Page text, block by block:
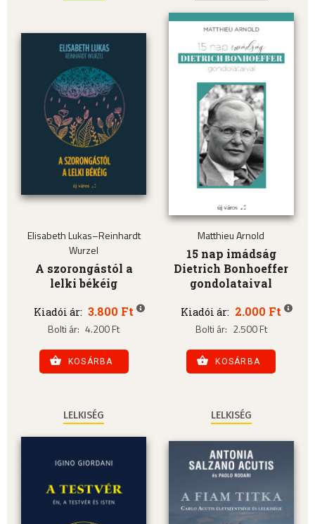
Elisabeth Lukas–Reinhardt
Wurzel
A szorongástól a
lelki békéig
Kiadói ár: 3.800 Ft
Bolti ár: 4.200 Ft
KOSÁRBA
Matthieu Arnold
15 nap imádság
Dietrich Bonhoeffer
gondolataival
Kiadói ár: 2.000 Ft
Bolti ár: 2.500 Ft
KOSÁRBA
LELKISÉG LELKISÉG